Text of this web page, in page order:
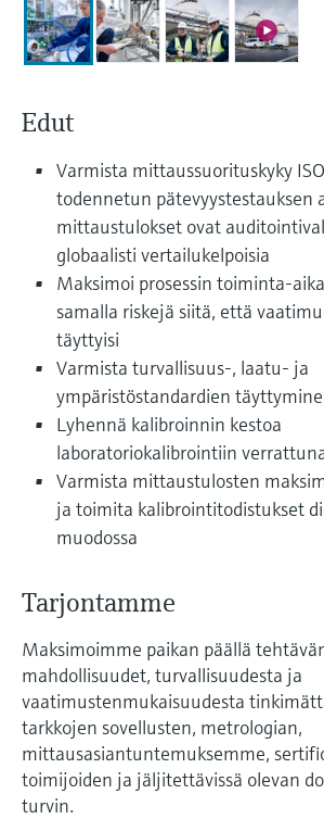
Device Viewer
Löydä tuotekohtaiset tiedot ja
Varaosahaku
tai sarjanumeron perusteella.
Mikroaaltomittaus
päätöksentekoa tukevan prosessin
läpinäkyvyyden ansiosta
Edut
Varmista mittaussuorituskyky
todennetun pätevyystestauksen
mittaustulokset ovat
globaalisti vertailukelpoisia
Maksimoi prosessin toiminta-
samalla riskejä siitä, että
täyttyisi
Varmista turvallisuus-, laatu- ja
ympäristöstandardien
Lyhennä kalibroinnin kestoa
laboratoriokalibrointiin
Varmista mittaustulosten
ja toimita kalibrointitodistukset
muodossa
Tarjontamme
Maksimoimme paikan päällä
mahdollisuudet, turvallisuudesta ja
vaatimustenmukaisuudesta
tarkkojen sovellusten, metrologian,
mittausasiantuntemuksemme,
toimijoiden ja jäljitettävissä olevan
turvin.